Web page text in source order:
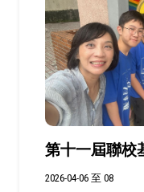
第十一屆聯校
2026-04-06 至 08